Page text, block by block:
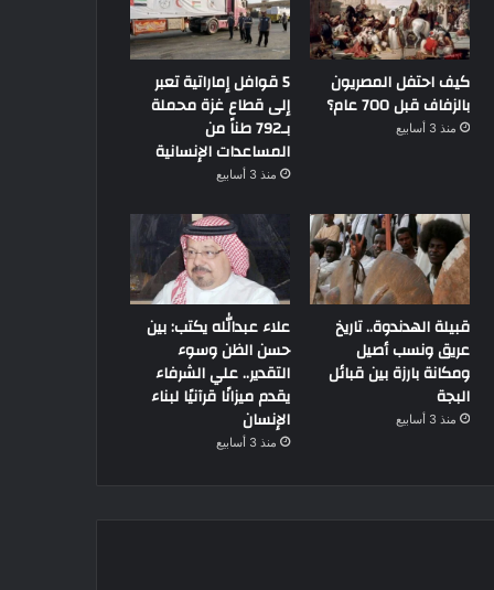
كيف احتفل المصريون
بالزفاف قبل 700 عام؟
منذ 3 أسابيع
5 قوافل إماراتية تعبر
إلى قطاع غزة محملة
بـ792 طناً من
المساعدات الإنسانية
منذ 3 أسابيع
قبيلة الهدندوة.. تاريخ
عريق ونسب أصيل
ومكانة بارزة بين قبائل
البجة
منذ 3 أسابيع
علاء عبدالله يكتب: بين
حسن الظن وسوء
التقدير.. علي الشرفاء
يقدم ميزانًا قرآنيًا لبناء
الإنسان
منذ 3 أسابيع